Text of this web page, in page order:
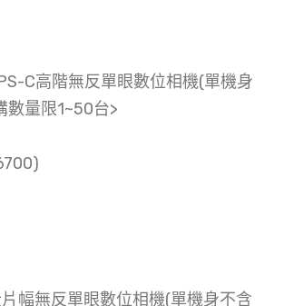
C高階無反單眼數位相機(單機身
數量限1~50台>
幅無反單眼數位相機(單機身不含